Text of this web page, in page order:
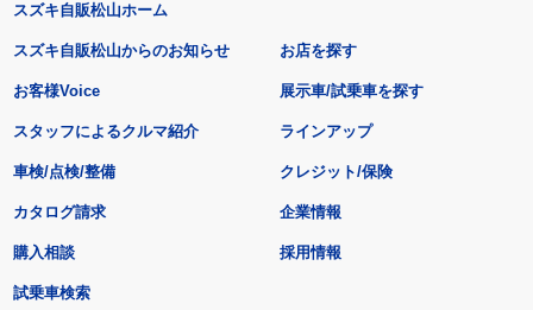
スズキ自販松山ホーム
スズキ自販松山からのお知らせ
お客様Voice
スタッフによるクルマ紹介
お店を探す
展示車/試乗車を探す
ラインアップ
車検/点検/整備 クレジット/保険
カタログ請求
購入相談
試乗車検索
企業情報
採用情報